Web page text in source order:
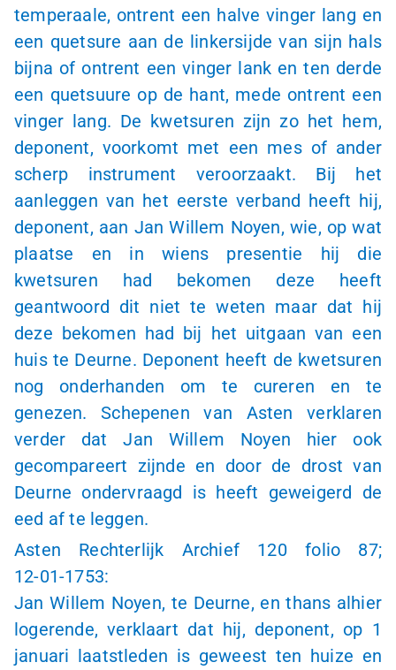
temperaale, ontrent een halve vinger lang en
een quetsure aan de linkersijde van sijn hals
bijna of ontrent een vinger lank en ten derde
een quetsuure op de hant, mede ontrent een
vinger lang. De kwetsuren zijn zo het hem,
deponent, voorkomt met een mes of ander
scherp instrument veroorzaakt. Bij het
aanleggen van het eerste verband heeft hij,
deponent, aan Jan Willem Noyen, wie, op wat
plaatse en in wiens presentie hij die
kwetsuren had bekomen deze heeft
geantwoord dit niet te weten maar dat hij
deze bekomen had bij het uitgaan van een
huis te Deurne. Deponent heeft de kwetsuren
nog onderhanden om te cureren en te
genezen. Schepenen van Asten verklaren
verder dat Jan Willem Noyen hier ook
gecompareert zijnde en door de drost van
Deurne ondervraagd is heeft geweigerd de
eed af te leggen.
Asten Rechterlijk Archief 120 folio 87;
12-01-1753:
Jan Willem Noyen, te Deurne, en thans alhier
logerende, verklaart dat hij, deponent, op 1
januari laatstleden is geweest ten huize en